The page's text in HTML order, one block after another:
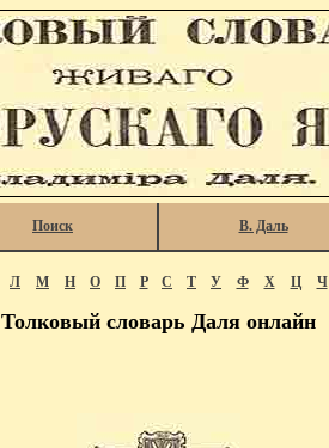
Поиск В. Даль
Л М Н О П Р С Т У Ф Х Ц Ч
Толковый словарь Даля онлайн